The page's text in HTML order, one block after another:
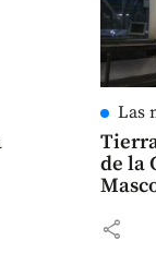
Las
de la
share